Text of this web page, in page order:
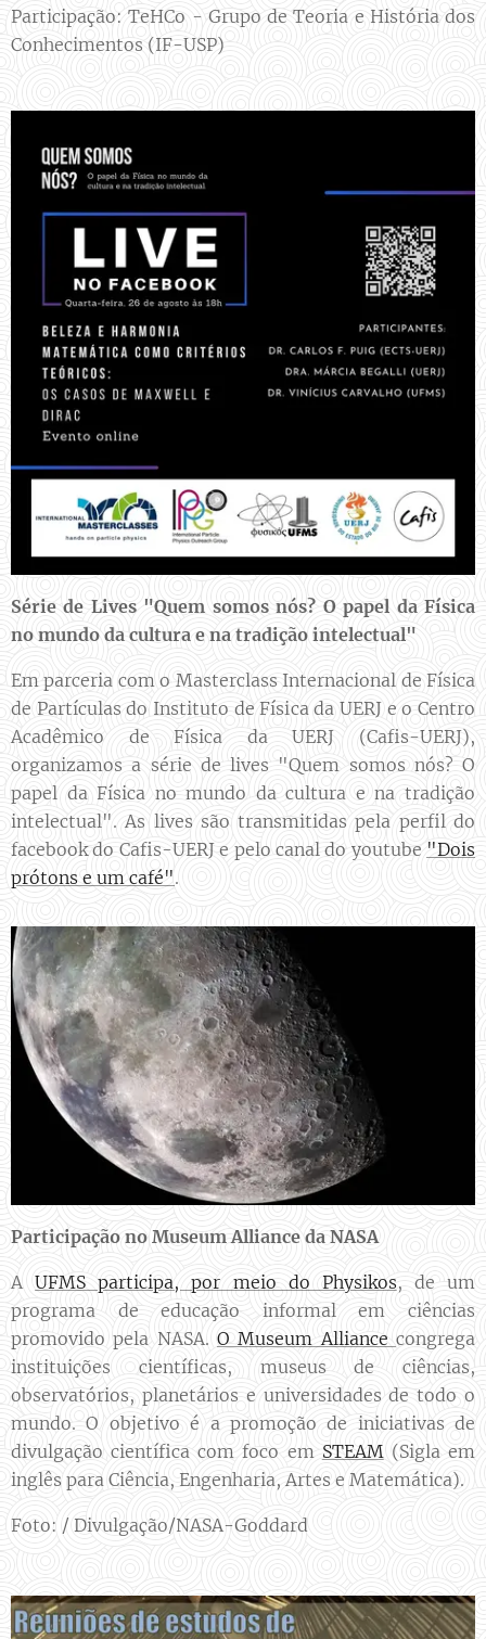
Participação: TeHCo - Grupo de Teoria e História dos
Conhecimentos (IF-USP)
Série de Lives "Quem somos nós? O papel da Física
no mundo da cultura e na tradição intelectual"
Em parceria com o Masterclass Internacional de Física
de Partículas do Instituto de Física da UERJ e o Centro
Acadêmico de Física da UERJ (Cafis-UERJ),
organizamos a série de lives "Quem somos nós? O
papel da Física no mundo da cultura e na tradição
intelectual". As lives são transmitidas pela perfil do
facebook do Cafis-UERJ e pelo canal do youtube "Dois
prótons e um café".
Participação no Museum Alliance da NASA
AUFMS participa, por meio do Physikos, de um
programa de educação informal em ciências
promovido pela NASA. O Museum Alliance congrega
instituições científicas, museus de ciências,
observatórios, planetários e universidades de todo o
mundo. O objetivo é a promoção de iniciativas de
divulgação científica com foco em STEAM (Sigla em
inglês para Ciência, Engenharia, Artes e Matemática).
Foto: / Divulgação/NASA-Goddard